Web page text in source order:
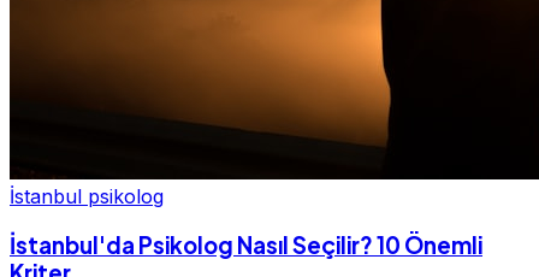
İstanbul psikolog
İstanbul'da Psikolog Nasıl Seçilir? 10 Önemli